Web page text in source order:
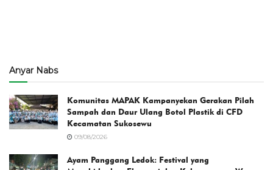
Anyar Nabs
Komunitas MAPAK Kampanyekan Gerakan Pilah
Sampah dan Daur Ulang Botol Plastik di CFD
Kecamatan Sukosewu
09/08/2026
Ayam Panggang Ledok: Festival yang